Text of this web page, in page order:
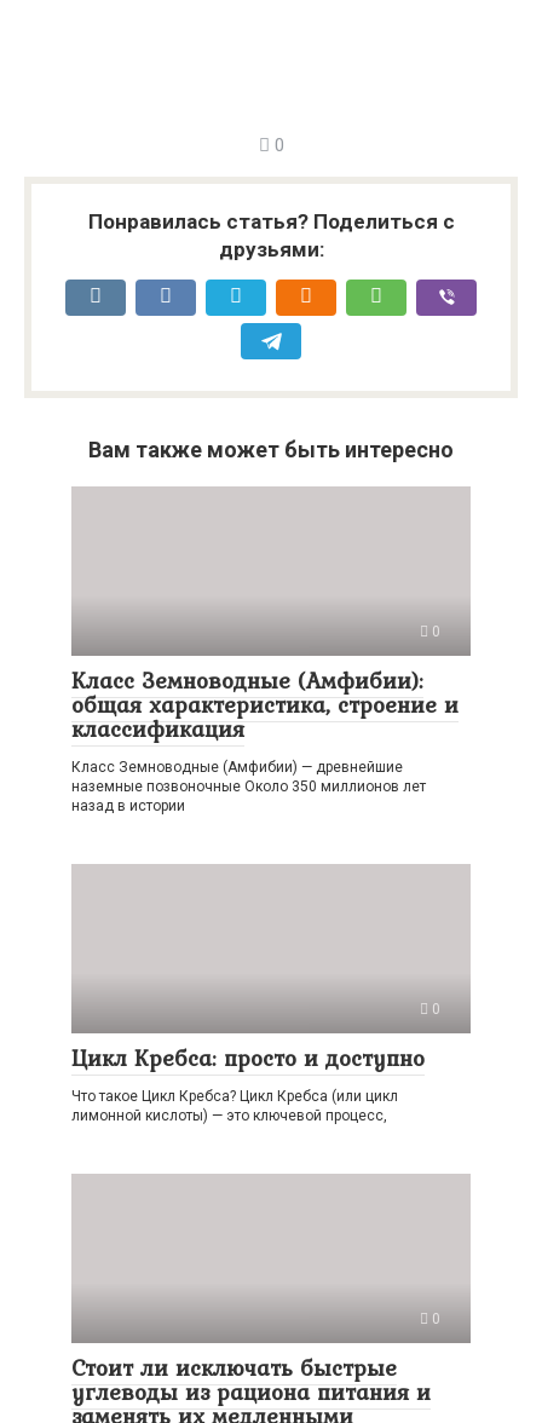
0
Понравилась статья? Поделиться с
друзьями:
Вам также может быть интересно
0
Класс Земноводные (Амфибии):
общая характеристика, строение и
классификация
Класс Земноводные (Амфибии) — древнейшие
наземные позвоночные Около 350 миллионов лет
назад в истории
0
Цикл Кребса: просто и доступно
Что такое Цикл Кребса? Цикл Кребса (или цикл
лимонной кислоты) — это ключевой процесс,
0
Стоит ли исключать быстрые
углеводы из рациона питания и
заменять их медленными